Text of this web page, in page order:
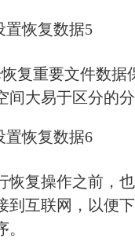
复重要文件数据
间大易于区分的分
恢复操作之前，
到互联网，以便